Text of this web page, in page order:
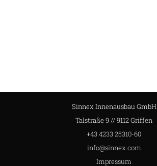
Sinnex Innenausbau GmbH
Talstraße 9 // 9112 Griffen
+43 4233 25310-60
info@sinnex.com
Impressum